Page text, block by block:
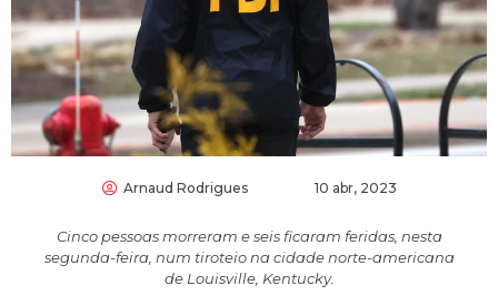
Arnaud Rodrigues 10 abr, 2023
Cinco pessoas morreram e seis ficaram feridas, nesta
segunda-feira, num tiroteio na cidade norte-americana
de Louisville, Kentucky.